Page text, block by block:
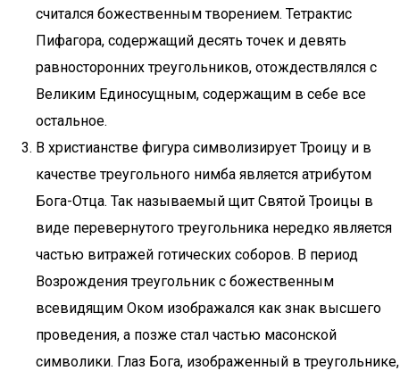
считался божественным творением. Тетрактис
Пифагора, содержащий десять точек и девять
равносторонних треугольников, отождествлялся с
Великим Единосущным, содержащим в себе все
остальное.
В христианстве фигура символизирует Троицу и в
качестве треугольного нимба является атрибутом
Бога-Отца. Так называемый щит Святой Троицы в
виде перевернутого треугольника нередко является
частью витражей готических соборов. В период
Возрождения треугольник с божественным
всевидящим Оком изображался как знак высшего
проведения, а позже стал частью масонской
символики. Глаз Бога, изображенный в треугольнике,